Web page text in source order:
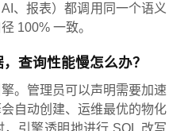
、报表）都调用同一个语义
100% 一致。
查询性能慢怎么办？
。管理员可以声明需要加速
自动创建、运维最优的物化
引擎透明地进行 SQL 改写